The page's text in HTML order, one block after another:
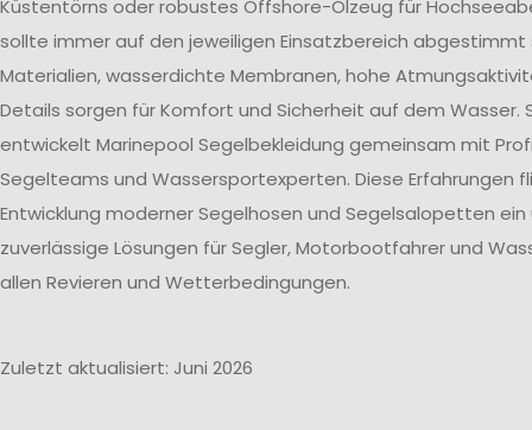
Küstentörns oder robustes Offshore-Ölzeug für
sollte immer auf den jeweiligen Einsatzbereich abgestimmt
Materialien, wasserdichte Membranen, hohe
Details sorgen für Komfort und Sicherheit auf dem Wasser.
entwickelt Marinepool Segelbekleidung gemeinsam mit
Segelteams und Wassersportexperten. Diese Erfahrungen
Entwicklung moderner Segelhosen und Segelsalopetten
zuverlässige Lösungen für Segler, Motorbootfahrer und
allen Revieren und Wetterbedingungen.
Zuletzt aktualisiert: Juni 2026